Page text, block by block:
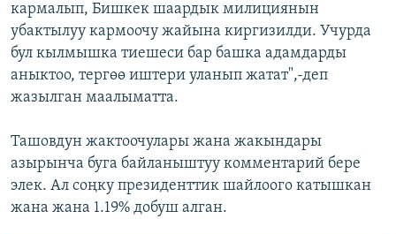
кармалып, Бишкек шаардык милициянын
убактылуу кармоочу жайына киргизилди. Учурда
бул кылмышка тиешеси бар башка адамдарды
аныктоо, тергөө иштери уланып жатат",-деп
жазылган маалыматта.
Ташовдун жактоочулары жана жакындары
азырынча буга байланыштуу комментарий бере
элек. Ал соңку президенттик шайлоого катышкан
жана жана 1.19% добуш алган.